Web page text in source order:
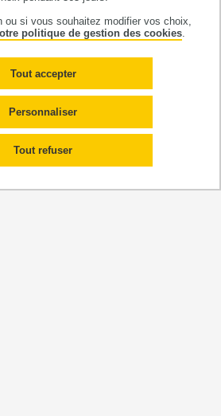
si vous souhaitez modifier vos choix,
politique de gestion des cookies
Tout accepter
Tout refuser
Personnaliser